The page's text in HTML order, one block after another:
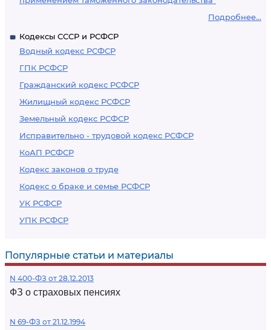
Подробнее...
Кодексы СССР и РСФСР
Водный кодекс РСФСР
ГПК РСФСР
Гражданский кодекс РСФСР
Жилищный кодекс РСФСР
Земельный кодекс РСФСР
Исправительно - трудовой кодекс РСФСР
КоАП РСФСР
Кодекс законов о труде
Кодекс о браке и семье РСФСР
УК РСФСР
УПК РСФСР
Популярные статьи и материалы
N 400-ФЗ от 28.12.2013
ФЗ о страховых пенсиях
N 69-ФЗ от 21.12.1994